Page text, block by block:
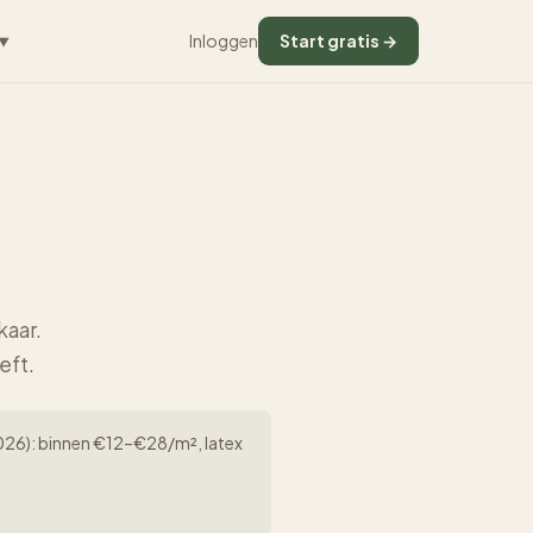
▼ Inloggen Start gratis →
binnen €12–€28/m², latex